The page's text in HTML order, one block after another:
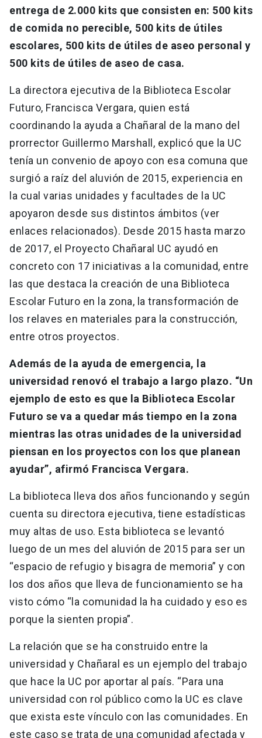
entrega de 2.000 kits que consisten en: 500 kits
de comida no perecible, 500 kits de útiles
escolares, 500 kits de útiles de aseo personal y
500 kits de útiles de aseo de casa.
La directora ejecutiva de la Biblioteca Escolar
Futuro, Francisca Vergara, quien está
coordinando la ayuda a Chañaral de la mano del
prorrector Guillermo Marshall, explicó que la UC
tenía un convenio de apoyo con esa comuna que
surgió a raíz del aluvión de 2015, experiencia en
la cual varias unidades y facultades de la UC
apoyaron desde sus distintos ámbitos (ver
enlaces relacionados). Desde 2015 hasta marzo
de 2017, el Proyecto Chañaral UC ayudó en
concreto con 17 iniciativas a la comunidad, entre
las que destaca la creación de una Biblioteca
Escolar Futuro en la zona, la transformación de
los relaves en materiales para la construcción,
entre otros proyectos.
Además de la ayuda de emergencia, la
universidad renovó el trabajo a largo plazo. “Un
ejemplo de esto es que la Biblioteca Escolar
Futuro se va a quedar más tiempo en la zona
mientras las otras unidades de la universidad
piensan en los proyectos con los que planean
ayudar”, afirmó Francisca Vergara.
La biblioteca lleva dos años funcionando y según
cuenta su directora ejecutiva, tiene estadísticas
muy altas de uso. Esta biblioteca se levantó
luego de un mes del aluvión de 2015 para ser un
“espacio de refugio y bisagra de memoria” y con
los dos años que lleva de funcionamiento se ha
visto cómo “la comunidad la ha cuidado y eso es
porque la sienten propia”.
La relación que se ha construido entre la
universidad y Chañaral es un ejemplo del trabajo
que hace la UC por aportar al país. “Para una
universidad con rol público como la UC es clave
que exista este vínculo con las comunidades. En
este caso se trata de una comunidad afectada y